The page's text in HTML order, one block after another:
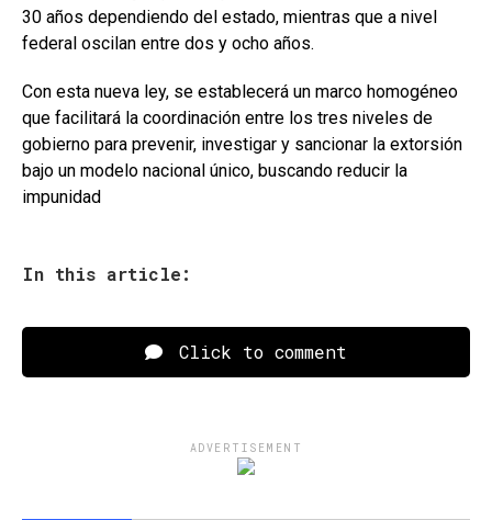
30 años dependiendo del estado, mientras que a nivel
federal oscilan entre dos y ocho años.
Con esta nueva ley, se establecerá un marco homogéneo
que facilitará la coordinación entre los tres niveles de
gobierno para prevenir, investigar y sancionar la extorsión
bajo un modelo nacional único, buscando reducir la
impunidad
In this article:
Click to comment
ADVERTISEMENT